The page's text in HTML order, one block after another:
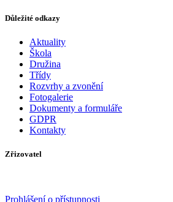
Důležité odkazy
Aktuality
Škola
Družina
Třídy
Rozvrhy a zvonění
Fotogalerie
Dokumenty a formuláře
GDPR
Kontakty
Zřizovatel
Prohlášení o přístupnosti